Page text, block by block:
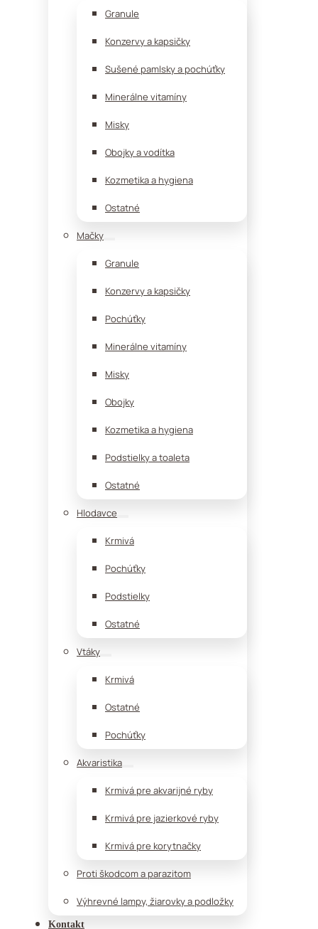
Granule
Konzervy a kapsičky
Sušené pamlsky a pochúťky
Minerálne vitamíny
Misky
Obojky a vodítka
Kozmetika a hygiena
Ostatné
Mačky
Granule
Konzervy a kapsičky
Pochúťky
Minerálne vitamíny
Misky
Obojky
Kozmetika a hygiena
Podstielky a toaleta
Ostatné
Hlodavce
Krmivá
Pochúťky
Podstielky
Ostatné
Vtáky
Krmivá
Ostatné
Pochúťky
Akvaristika
Krmivá pre akvarijné ryby
Krmivá pre jazierkové ryby
Krmivá pre korytnačky
Proti škodcom a parazitom
Výhrevné lampy, žiarovky a podložky
Kontakt